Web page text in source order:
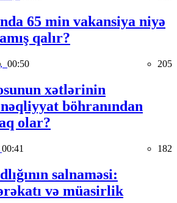
65 min vakansiya niyə
qalır?
00:50 205
xətlərinin
böhranından
olar?
00:41 182
salnaməsi:
və müasirlik